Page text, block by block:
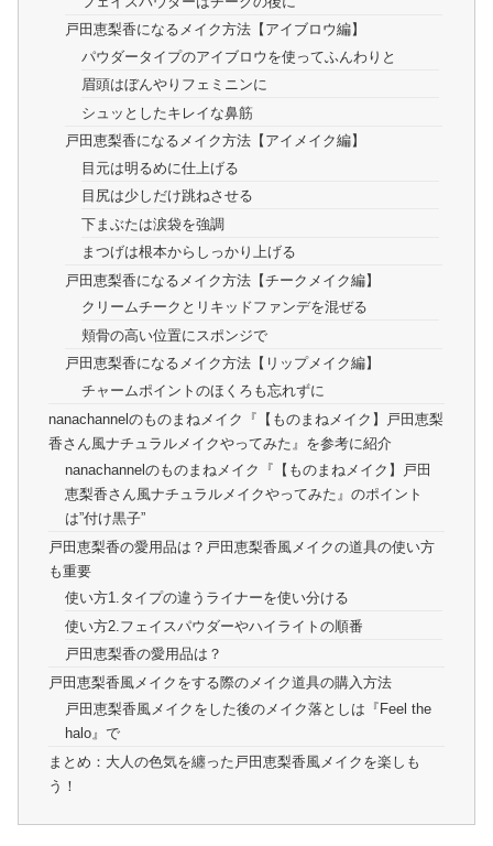
戸田恵梨香になるメイク方法【アイブロウ編】
パウダータイプのアイブロウを使ってふんわりと
眉頭はぼんやりフェミニンに
シュッとしたキレイな鼻筋
戸田恵梨香になるメイク方法【アイメイク編】
目元は明るめに仕上げる
目尻は少しだけ跳ねさせる
下まぶたは涙袋を強調
まつげは根本からしっかり上げる
戸田恵梨香になるメイク方法【チークメイク編】
クリームチークとリキッドファンデを混ぜる
頬骨の高い位置にスポンジで
戸田恵梨香になるメイク方法【リップメイク編】
チャームポイントのほくろも忘れずに
nanachannelのものまねメイク『【ものまねメイク】戸田恵梨
香さん風ナチュラルメイクやってみた』を参考に紹介
nanachannelのものまねメイク『【ものまねメイク】戸田
恵梨香さん風ナチュラルメイクやってみた』のポイント
は”付け黒子”
戸田恵梨香の愛用品は？戸田恵梨香風メイクの道具の使い方
も重要
使い方1.タイプの違うライナーを使い分ける
使い方2.フェイスパウダーやハイライトの順番
戸田恵梨香の愛用品は？
戸田恵梨香風メイクをする際のメイク道具の購入方法
戸田恵梨香風メイクをした後のメイク落としは『Feel the
halo』で
まとめ：大人の色気を纏った戸田恵梨香風メイクを楽しも
う！